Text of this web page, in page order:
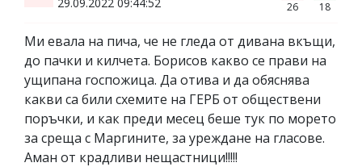
26 18
Ми евала на пича, че не гледа от дивана вкъщи,
до пачки и килчета. Борисов какво се прави на
ущипана госпожица. Да отива и да обяснява
какви са били схемите на ГЕРБ от обществени
поръчки, и как преди месец беше тук по морето
за среща с Маргините, за уреждане на гласове.
Аман от крадливи нещастници!!!!!